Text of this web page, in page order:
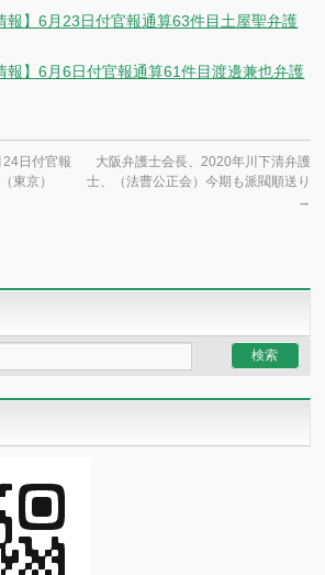
報】6月23日付官報通算63件目土屋聖弁護
報】6月6日付官報通算61件目渡邊兼也弁護
日付官報
東京）
大阪弁護士会長、2020年川下清弁護
士、（法曹公正会）今期も派閥順送り
→